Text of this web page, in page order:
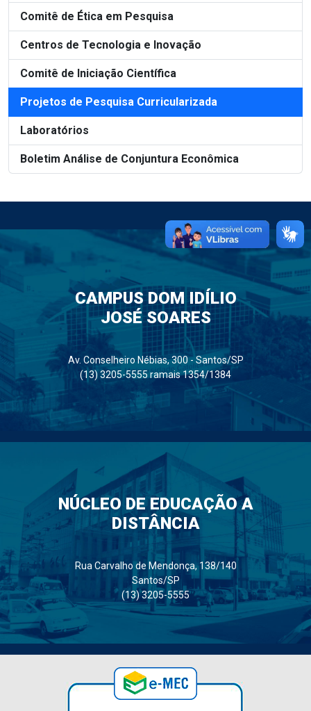
Comitê de Ética em Pesquisa
Centros de Tecnologia e Inovação
Comitê de Iniciação Científica
Projetos de Pesquisa Curricularizada
Laboratórios
Boletim Análise de Conjuntura Econômica
CAMPUS DOM IDÍLIO
JOSÉ SOARES
Av. Conselheiro Nébias, 300 - Santos/SP
(13) 3205-5555 ramais 1354/1384
NÚCLEO DE EDUCAÇÃO A
DISTÂNCIA
Rua Carvalho de Mendonça, 138/140
Santos/SP
(13) 3205-5555